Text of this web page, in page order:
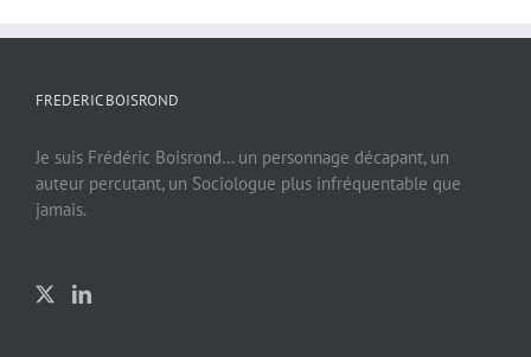
FREDERIC BOISROND
Je suis Frédéric Boisrond… un personnage décapant, un
auteur percutant, un Sociologue plus infréquentable que
jamais.